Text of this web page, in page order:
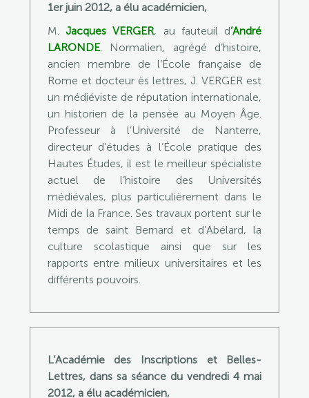
1er juin 2012, a élu académicien,
M. Jacques VERGER, au fauteuil d’André
LARONDE. Normalien, agrégé d’histoire,
ancien membre de l’École française de
Rome et docteur ès lettres, J. VERGER est
un médiéviste de réputation internationale,
un historien de la pensée au Moyen Âge.
Professeur à l’Université de Nanterre,
directeur d’études à l’École pratique des
Hautes Études, il est le meilleur spécialiste
actuel de l’histoire des Universités
médiévales, plus particulièrement dans le
Midi de la France. Ses travaux portent sur le
temps de saint Bernard et d’Abélard, la
culture scolastique ainsi que sur les
rapports entre milieux universitaires et les
différents pouvoirs.
L’Académie des Inscriptions et Belles-
Lettres, dans sa séance du vendredi 4 mai
2012, a élu académicien,